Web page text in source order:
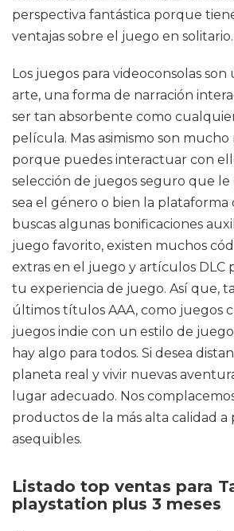
perspectiva fantástica porque
ventajas sobre el juego en solitario.
Los juegos para videoconsolas
arte, una forma de narración
ser tan absorbente como
película. Mas asimismo son mucho
porque puedes interactuar con
selección de juegos seguro que le
sea el género o bien la plataforma
buscas algunas bonificaciones
juego favorito, existen muchos
extras en el juego y artículos DLC
tu experiencia de juego. Así que,
últimos títulos AAA, como juegos
juegos indie con un estilo de
hay algo para todos. Si desea
planeta real y vivir nuevas
lugar adecuado. Nos
productos de la más alta calidad a
asequibles.
Listado top ventas para
playstation plus 3 meses